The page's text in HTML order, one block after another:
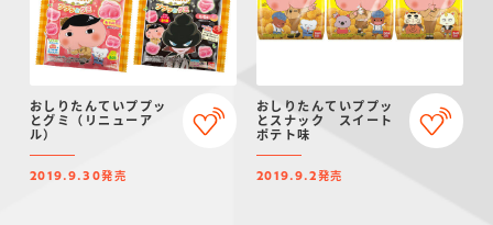
おしりたんていププッ
とグミ（リニューア
ル）
2019.9.30発売
おしりたんていププッ
とスナック スイート
ポテト味
2019.9.2発売